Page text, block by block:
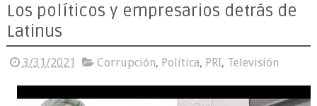
Los políticos y empresarios detrás de
Latinus
3/31/2021 Corrupción, Política, PRI, Televisión